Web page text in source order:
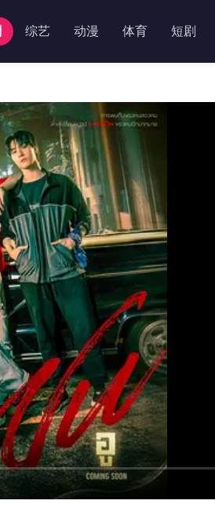
综艺 动漫 体育 短剧